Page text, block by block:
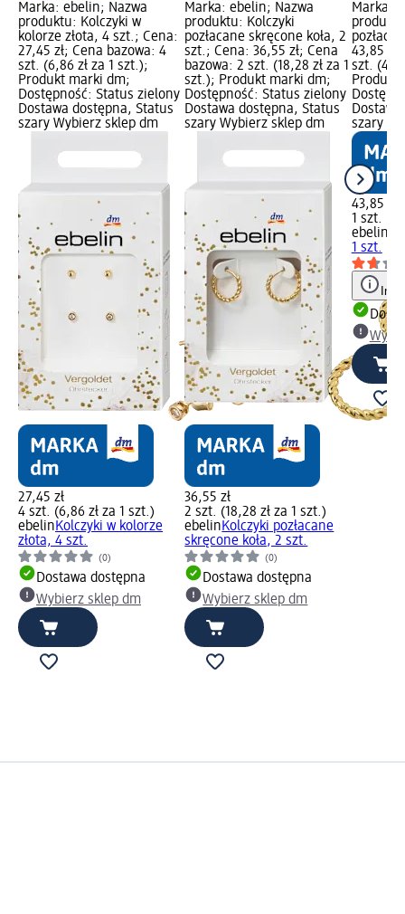
Marka: ebelin; Nazwa
produktu: Kolczyki w
kolorze złota, 4 szt.; Cena:
27,45 zł; Cena bazowa: 4
szt. (6,86 zł za 1 szt.);
Produkt marki dm;
Dostępność: Status zielony
Dostawa dostępna, Status
szary Wybierz sklep dm
27,45 zł
4 szt. (6,86 zł za 1 szt.)
ebelinKolczyki w kolorze
złota, 4 szt.
(0)
Dostawa dostępna
Wybierz sklep dm
Marka: ebelin; Nazwa
produktu: Kolczyki
pozłacane skręcone koła, 2
szt.; Cena: 36,55 zł; Cena
bazowa: 2 szt. (18,28 zł za 1
szt.); Produkt marki dm;
Dostępność: Status zielony
Dostawa dostępna, Status
szary Wybierz sklep dm
36,55 zł
2 szt. (18,28 zł za 1 szt.)
ebelinKolczyki pozłacane
skręcone koła, 2 szt.
(0)
Dostawa dostępna
Wybierz sklep dm
Marka:
43,85
szt.
Produkt
szary
43,85 zł
1 szt.
ebelin
1 szt.